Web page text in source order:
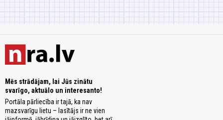
Mēs strādājam, lai Jūs zinātu
svarīgo, aktuālo un interesanto!
Portāla pārliecība ir tajā, ka nav
mazsvarīgu lietu – lasītājs ir ne vien